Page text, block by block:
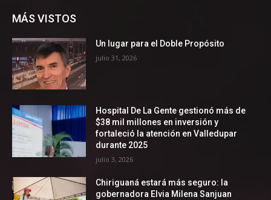
MÁS VISTOS
Un lugar para el Doble Propósito
julio 31, 2026
Hospital De La Gente gestionó más de
$38 mil millones en inversión y
fortaleció la atención en Valledupar
durante 2025
julio 3, 2026
Chiriguaná estará más seguro: la
gobernadora Elvia Milena Sanjuan